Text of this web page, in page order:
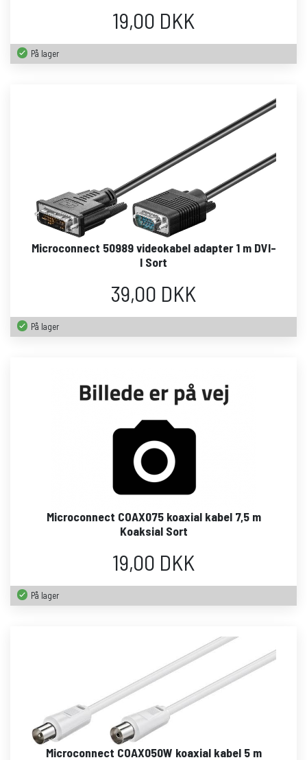
19,00 DKK
På lager
Microconnect 50989 videokabel adapter 1 m DVI-
I Sort
39,00 DKK
På lager
Microconnect COAX075 koaxial kabel 7,5 m
Koaksial Sort
19,00 DKK
På lager
Microconnect COAX050W koaxial kabel 5 m